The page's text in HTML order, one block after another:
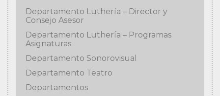
Departamento Luthería – Director y
Consejo Asesor
Departamento Luthería – Programas
Asignaturas
Departamento Sonorovisual
Departamento Teatro
Departamentos